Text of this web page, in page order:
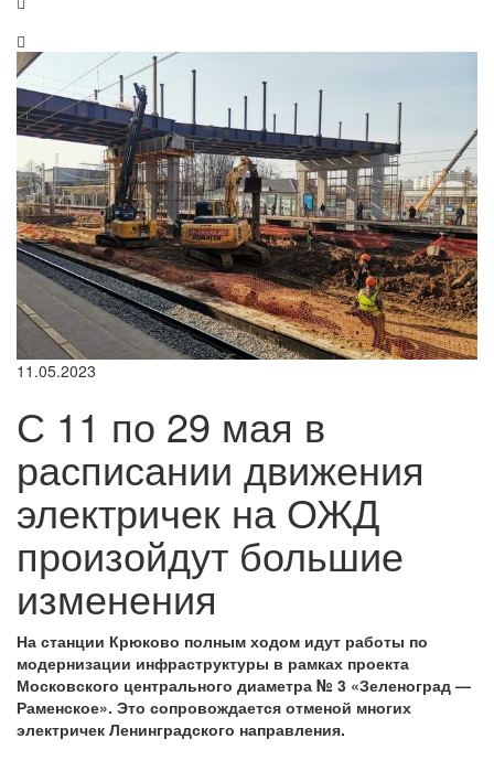
11.05.2023
С 11 по 29 мая в
расписании движения
электричек на ОЖД
произойдут большие
изменения
На станции Крюково полным ходом идут работы по
модернизации инфраструктуры в рамках проекта
Московского центрального диаметра № 3 «Зеленоград —
Раменское». Это сопровождается отменой многих
электричек Ленинградского направления.